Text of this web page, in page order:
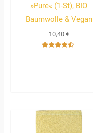
»Pure« (1-St), BIO
Baumwolle & Vegan
10,40 €